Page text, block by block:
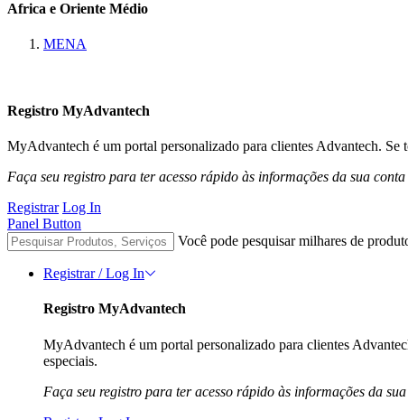
Africa e Oriente Médio
MENA
Registro MyAdvantech
MyAdvantech é um portal personalizado para clientes Advantech. Se
Faça seu registro para ter acesso rápido às informações da sua
Registrar Log In
Panel Button
Você pode pesquisar milhares de
Registrar / Log In
Registro MyAdvantech
MyAdvantech é um portal personalizado para clientes
especiais.
Faça seu registro para ter acesso rápido às informações da